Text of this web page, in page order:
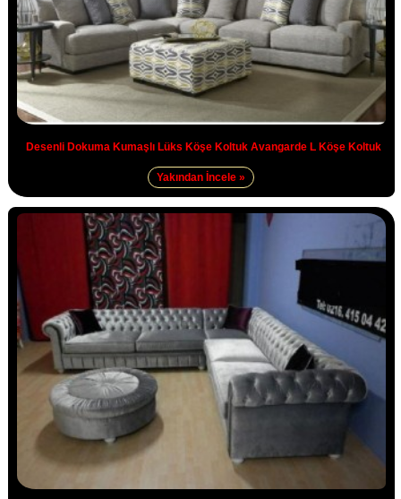
Desenli Dokuma Kumaşlı Lüks Köşe Koltuk Avangarde L Köşe Koltuk
Yakından İncele »